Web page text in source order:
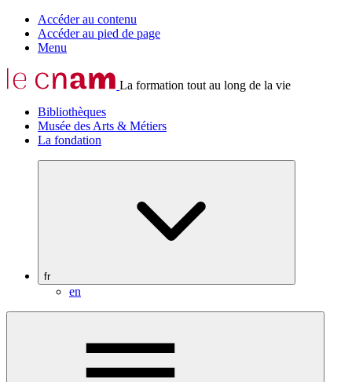
Accéder au contenu
Accéder au pied de page
Menu
La formation tout au long de la vie
Bibliothèques
Musée des Arts & Métiers
La fondation
fr
en